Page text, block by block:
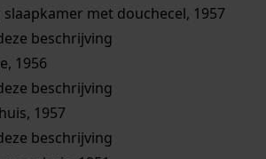
met douchecel, 1957
beschrijving
1956
beschrijving
1957
beschrijving